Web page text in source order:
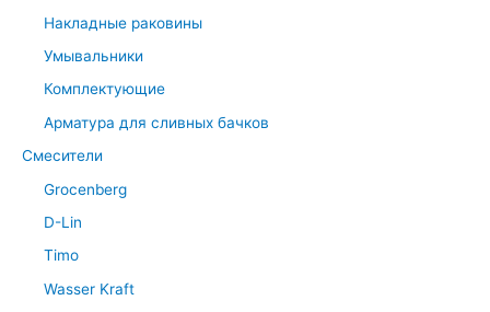
Накладные раковины
Умывальники
Комплектующие
Арматура для сливных бачков
Смесители
Grocenberg
D-Lin
Timo
Wasser Kraft